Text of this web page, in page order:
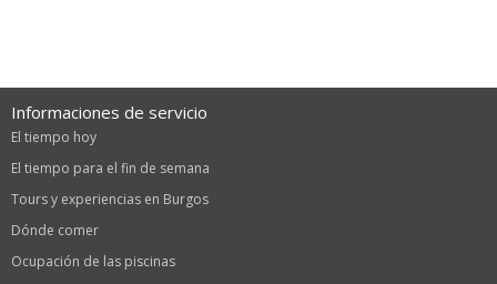
Informaciones de servicio
El tiempo hoy
El tiempo para el fin de semana
Tours y experiencias en Burgos
Dónde comer
Ocupación de las piscinas